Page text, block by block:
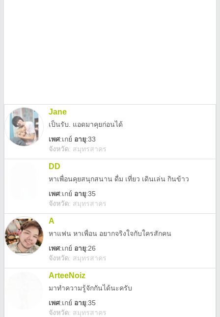
Jane
เป็นรับ. แอดมาคุยก่อนได้
เพศ:เกย์ อายุ:33
จังหวัด: สมุทรสาคร
DD
หาเพื่อนคุยสนุกสนาน ดื่ม เที่ยว เดินเล่น กินข้าว
เพศ:เกย์ อายุ:35
จังหวัด: สมุทรสาคร
A
หาแฟน หาเพื่อน อยากจริงใจกับใครสักคน
เพศ:เกย์ อายุ:26
จังหวัด: สมุทรสาคร
ArteeNoiz
มาทำความรู้จักกันได้นะครับ
เพศ:เกย์ อายุ:35
จังหวัด: สมุทรสาคร